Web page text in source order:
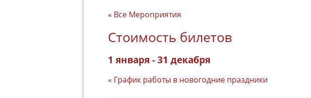
« Все Мероприятия
Стоимость билетов
1 января -31 декабря
« График работы в новогодние праздники